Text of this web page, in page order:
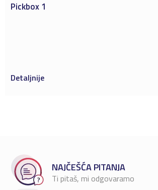
Pickbox 1
Detaljnije
NAJČEŠĆA PITANJA
Ti pitaš, mi odgovaramo